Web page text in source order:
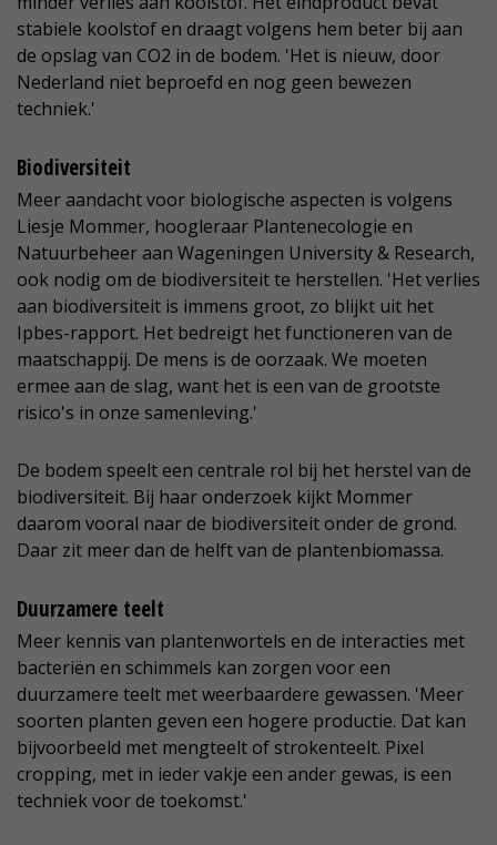
stabiele koolstof en draagt volgens hem beter bij aan
de opslag van CO2 in de bodem. 'Het is nieuw, door
Nederland niet beproefd en nog geen bewezen
techniek.'
Biodiversiteit
Meer aandacht voor biologische aspecten is volgens
Liesje Mommer, hoogleraar Plantenecologie en
Natuurbeheer aan Wageningen University & Research,
ook nodig om de biodiversiteit te herstellen. 'Het verlies
aan biodiversiteit is immens groot, zo blijkt uit het
Ipbes-rapport. Het bedreigt het functioneren van de
maatschappij. De mens is de oorzaak. We moeten
ermee aan de slag, want het is een van de grootste
risico's in onze samenleving.'
De bodem speelt een centrale rol bij het herstel van de
biodiversiteit. Bij haar onderzoek kijkt Mommer
daarom vooral naar de biodiversiteit onder de grond.
Daar zit meer dan de helft van de plantenbiomassa.
Duurzamere teelt
Meer kennis van plantenwortels en de interacties met
bacteriën en schimmels kan zorgen voor een
duurzamere teelt met weerbaardere gewassen. 'Meer
soorten planten geven een hogere productie. Dat kan
bijvoorbeeld met mengteelt of strokenteelt. Pixel
cropping, met in ieder vakje een ander gewas, is een
techniek voor de toekomst.'